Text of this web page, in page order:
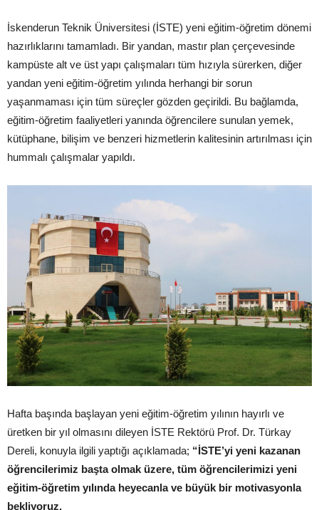
İskenderun Teknik Üniversitesi (İSTE) yeni eğitim-öğretim dönemi
hazırlıklarını tamamladı. Bir yandan, mastır plan çerçevesinde
kampüste alt ve üst yapı çalışmaları tüm hızıyla sürerken, diğer
yandan yeni eğitim-öğretim yılında herhangi bir sorun
yaşanmaması için tüm süreçler gözden geçirildi. Bu bağlamda,
eğitim-öğretim faaliyetleri yanında öğrencilere sunulan yemek,
kütüphane, bilişim ve benzeri hizmetlerin kalitesinin artırılması için
hummalı çalışmalar yapıldı.
Hafta başında başlayan yeni eğitim-öğretim yılının hayırlı ve
üretken bir yıl olmasını dileyen İSTE Rektörü Prof. Dr. Türkay
Dereli, konuyla ilgili yaptığı açıklamada; “İSTE’yi yeni kazanan
öğrencilerimiz başta olmak üzere, tüm öğrencilerimizi yeni
eğitim-öğretim yılında heyecanla ve büyük bir motivasyonla
bekliyoruz.